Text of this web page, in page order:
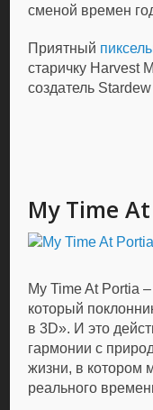
сменой времен
Приятный
старичку Harvest
создатель
My Time
My Time At Portia
который
в 3D». И это
гармонии с
жизни, в котором
реального